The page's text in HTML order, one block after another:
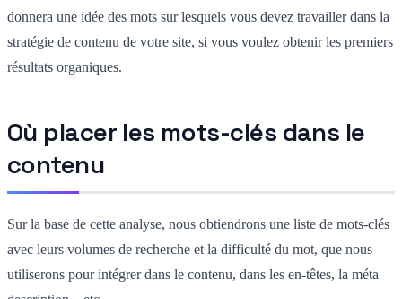
donnera une idée des mots sur lesquels vous devez travailler dans la
stratégie de contenu de votre site, si vous voulez obtenir les premiers
résultats organiques.
Où placer les mots-clés dans le
contenu
Sur la base de cette analyse, nous obtiendrons une liste de mots-clés
avec leurs volumes de recherche et la difficulté du mot, que nous
utiliserons pour intégrer dans le contenu, dans les en-têtes, la méta